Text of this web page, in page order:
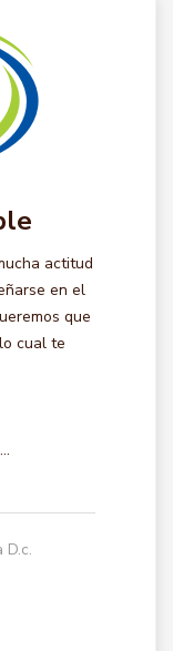
actitud
en el
que
cual te